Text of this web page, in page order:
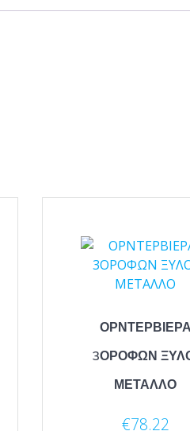
ΟΡΝΤΕΡΒΙΕΡΑ
3ΟΡΟΦΩΝ
ΜΕΤΑΛΛΟ
€78.22